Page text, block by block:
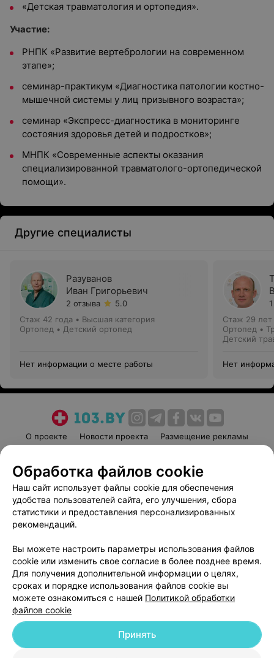
«Детская травматология и ортопедия».
Участие:
РНПК «Развитие вертебрологии на современном
этапе»;
семинар-практикум «Диагностика патологии костно-
мышечной системы у лиц призывного возраста»;
семинар «Экспресс-диагностика в мониторинге
состояния здоровья детей и подростков»;
МНПК «Современные аспекты оказания
специализированной травматолого-ортопедической
помощи».
Другие специалисты
Разуванов
Иван Григорьевич
2 отзыва
5.0
Стаж 42 года • Высшая категория
Ортопед • Детский ортопед
Нет информации о месте работы
Стаж 29 лет
Ортопед •
Детский
Нет
О проекте Новости проекта
Размещение рекламы
Пользовательское соглашение
Способы оплаты
Вакансии
Партнеры
Написать руководителю 103.by
Обработка персональных данных
© 2026 ООО «Артокс Лаб», УНП 191700409
| 220012, Республика Беларусь,
Обработка файлов cookie
Наш сайт использует файлы cookie для обеспечения
удобства пользователей сайта, его улучшения, сбора
статистики и предоставления персонализированных
рекомендаций.
Вы можете настроить параметры использования файлов
cookie или изменить свое согласие в более позднее время.
Для получения дополнительной информации о целях,
сроках и порядке использования файлов cookie вы
можете ознакомиться с нашей Политикой обработки
файлов cookie
Принять